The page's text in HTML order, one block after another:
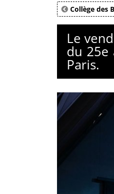
Collège des
Le
du 25e
Paris.